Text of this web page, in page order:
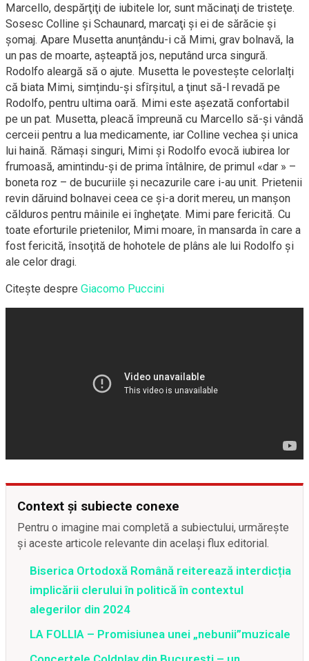
Marcello, despărţiţi de iubitele lor, sunt măcinaţi de tristeţe.
Sosesc Colline şi Schaunard, marcaţi şi ei de sărăcie şi
şomaj. Apare Musetta anunțându-i că Mimi, grav bolnavă, la
un pas de moarte, așteaptă jos, neputând urca singură.
Rodolfo aleargă să o ajute. Musetta le povesteşte celorlalți
că biata Mimi, simțindu-şi sfîrşitul, a ţinut să-l revadă pe
Rodolfo, pentru ultima oară. Mimi este aşezată confortabil
pe un pat. Musetta, pleacă împreună cu Marcello să-şi vândă
cerceii pentru a lua medicamente, iar Colline vechea şi unica
lui haină. Rămaşi singuri, Mimi şi Rodolfo evocă iubirea lor
frumoasă, amintindu-şi de prima întâlnire, de primul «dar » –
boneta roz – de bucuriile şi necazurile care i-au unit. Prietenii
revin dăruind bolnavei ceea ce şi-a dorit mereu, un manşon
călduros pentru mâinile ei îngheţate. Mimi pare fericită. Cu
toate eforturile prietenilor, Mimi moare, în mansarda în care a
fost fericită, însoţită de hohotele de plâns ale lui Rodolfo şi
ale celor dragi.
Citeşte despre Giacomo Puccini
Context și subiecte conexe
Pentru o imagine mai completă a subiectului, urmărește
și aceste articole relevante din același flux editorial.
Biserica Ortodoxă Română reiterează interdicția
implicării clerului în politică în contextul
alegerilor din 2024
LA FOLLIA – Promisiunea unei „nebunii”muzicale